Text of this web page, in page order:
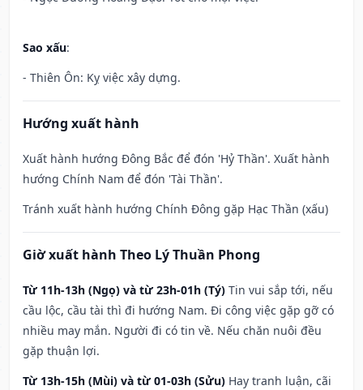
Sao xấu:
- Thiên Ôn: Kỵ việc xây dựng.
Hướng xuất hành
Xuất hành hướng Đông Bắc để đón 'Hỷ Thần'. Xuất hành
hướng Chính Nam để đón 'Tài Thần'.
Tránh xuất hành hướng Chính Đông gặp Hạc Thần (xấu)
Giờ xuất hành Theo Lý Thuần Phong
Từ 11h-13h (Ngọ) và từ 23h-01h (Tý) Tin vui sắp tới, nếu
cầu lộc, cầu tài thì đi hướng Nam. Đi công việc gặp gỡ có
nhiều may mắn. Người đi có tin về. Nếu chăn nuôi đều
gặp thuận lợi.
Từ 13h-15h (Mùi) và từ 01-03h (Sửu) Hay tranh luận, cãi